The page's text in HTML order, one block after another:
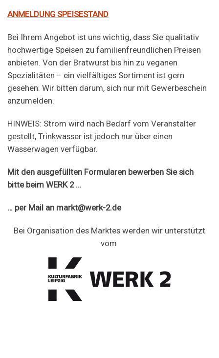
ANMELDUNG SPEISESTAND
Bei Ihrem Angebot ist uns wichtig, dass Sie qualitativ
hochwertige Speisen zu familienfreundlichen Preisen
anbieten. Von der Bratwurst bis hin zu veganen
Spezialitäten – ein vielfältiges Sortiment ist gern
gesehen. Wir bitten darum, sich nur mit Gewerbeschein
anzumelden.
HINWEIS: Strom wird nach Bedarf vom Veranstalter
gestellt, Trinkwasser ist jedoch nur über einen
Wasserwagen verfügbar.
Mit den ausgefüllten Formularen bewerben Sie sich
bitte beim WERK 2 …
… per Mail an markt@werk-2.de
Bei Organisation des Marktes werden wir unterstützt
vom